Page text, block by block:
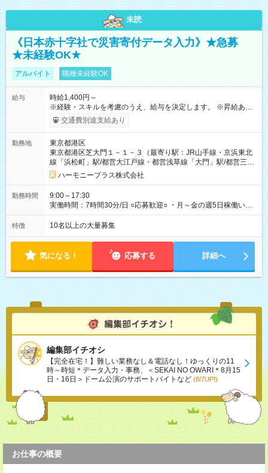
未読
《日本赤十字社で災害寄付データ入力》★急募
★未経験OK★
アルバイト 職種未経験OK
給与
時給1,400円～
※経験・スキルを考慮のうえ、給与を決定します。 ※昇給あり
（勤務実績・評価による） ※残業が発生した場合は、時間外手
当を全額支給します。 ※交通費支給（月額上限50,000円／当社
間中も給与・待遇に変更はありません。 【試用期間】試用期間
あり 試用期間の長さ：1ヶ月 雇用形態、給与は本採用時と同じ
です。 試用期間中は、健康保険などの福利厚生の一部が制限さ
れる可能性があります。
交通費別途支給あり
勤務地
東京都港区
東京都港区芝大門１－１－３（最寄り駅：JR山手線・京浜東北
線「浜松町」駅/都営大江戸線・都営浅草線「⼤⾨」駅/都営三田
線「御成⾨」駅）
ハーモニープラス株式会社
勤務時間
9:00～17:30
実働時間：7時間30分/日 ○応募歓迎○ ・月～金の週5日稼働いた
だける方 ・実働時間：7.5時間（休憩1時間）
特徴 10名以上の大量募集
気になる！ 応募する 詳細へ
編集部イチオシ
【完全在宅！】難しい業務なし＆電話なし！ゆっくりの11
時～時短＊データ入力・事務、＜SEKAI NO OWARI＊8月15
日・16日＞ドーム公演のサポートバイトなど (8/7UP!)
お仕事の概要